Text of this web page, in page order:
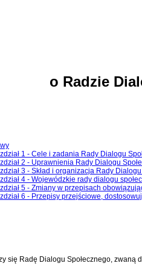
o Radzie
1 - Cele i zadania Rady Dialogu
2 - Uprawnienia Rady Dialogu
3 - Skład i organizacja Rady
4 - Wojewódzkie rady dialogu
5 - Zmiany w przepisach
6 - Przepisy przejściowe,
się Radę Dialogu Społecznego, zwaną